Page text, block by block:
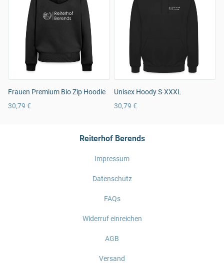
Frauen Premium Bio Zip Hoodie
30,79 €
Unisex Hoody S-XXXL
30,79 €
Reiterhof Berends
Impressum
Datenschutz
FAQs
Widerruf einreichen
AGB
Versand